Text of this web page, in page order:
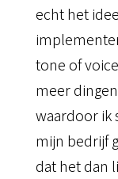
echt het
tone of
meer
waardoor ik
mijn bedrijf
dat het dan